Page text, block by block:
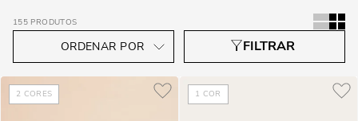
155 PRODUTOS
2 CORES 1 COR